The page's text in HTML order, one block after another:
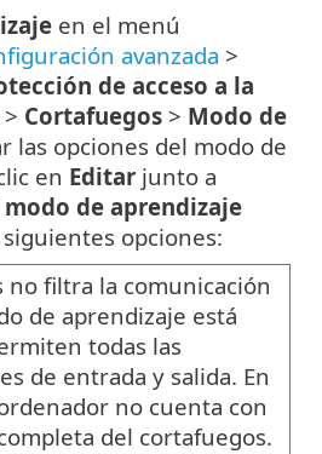
en el menú
avanzada >
de acceso a la
> Cortafuegos > Modo de
las opciones del modo de
en Editar junto a
de aprendizaje
opciones:
no filtra la comunicación
de aprendizaje está
todas las
de entrada y salida. En
no cuenta con
del cortafuegos.